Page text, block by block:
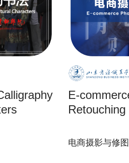
E-
电商摄影与修